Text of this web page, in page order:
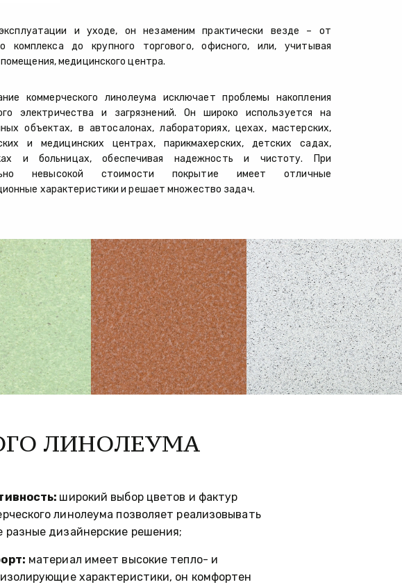
и уходе, он незаменим практически везде – от
комплекса до крупного торгового, офисного, или, учитывая
медицинского центра.
коммерческого линолеума исключает проблемы накопления
электричества и загрязнений. Он широко используется на
объектах, в автосалонах, лабораториях, цехах, мастерских,
и медицинских центрах, парикмахерских, детских садах,
и больницах, обеспечивая надежность и чистоту. При
невысокой стоимости покрытие имеет отличные
характеристики и решает множество задач.
ЛИНОЛЕУМА
широкий выбор цветов и фактур
линолеума позволяет реализовывать
разные дизайнерские решения;
материал имеет высокие тепло- и
характеристики, он комфортен